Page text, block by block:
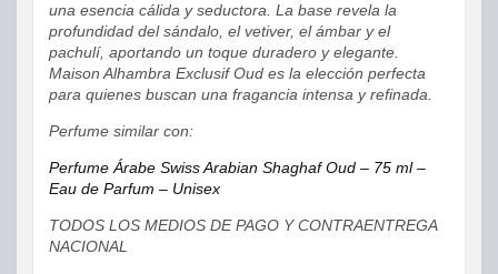
una esencia cálida y seductora. La base revela la
profundidad del sándalo, el vetiver, el ámbar y el
pachulí, aportando un toque duradero y elegante.
Maison Alhambra Exclusif Oud es la elección perfecta
para quienes buscan una fragancia intensa y refinada.
Perfume similar con:
Perfume Árabe Swiss Arabian Shaghaf Oud – 75 ml –
Eau de Parfum – Unisex
TODOS LOS MEDIOS DE PAGO Y CONTRAENTREGA
NACIONAL